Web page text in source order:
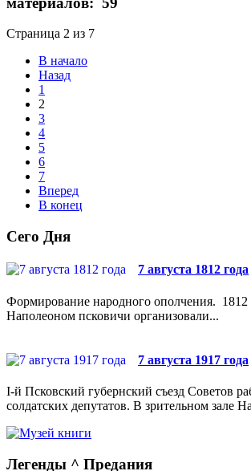
Страница 2 из 7
В начало
Назад
1
2
3
4
5
6
7
Вперед
В конец
Сего Дня
7 августа 1812 года
Формирование народного ополчения. 1812
Наполеоном псковичи организовали...
7 августа 1917 года
I-й Псковский губернский съезд Советов
солдатских депутатов. В зрительном зале
Легенды ^ Предания